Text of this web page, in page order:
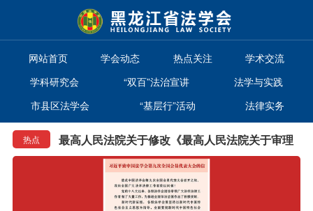
网站首页 学会动态 热点关注
学术交流
学科研究会
“双百”法治宣讲
法学与实践
市县区法学会
“基层行”活动 法律实务
热点
最高人民法院关于废止《人民法院审理人民检察
院提起公益诉讼案件试点工作实施办法》的通知
最高人民法院关于修改《最高人民法院关于审理
船舶油污损害赔偿纠纷案件若干问题的规定》等
九件司法解释的决定
最高人民法院关于适用《中华人民共和国生态环
境法典》时间效力的若干规定
“两高”关于修改《最高人民法院、最高人民检察
院关于办理海洋自然资源与生态环境公益诉讼案
最高人民法院关于废止《人民法院审理人民检察